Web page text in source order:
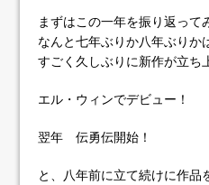
まずはこの一年を振り返って
なんと七年ぶりか八年ぶりか
すごく久しぶりに新作が立ち
エル・ウィンでデビュー！
翌年 伝勇伝開始！
と、八年前に立て続けに作品